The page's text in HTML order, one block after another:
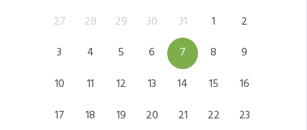
27 28 29 30 31 1
2
3
4 5 6 7 8
9
10
11 12 13 14 15
16
17
18 19 20 21 22
23